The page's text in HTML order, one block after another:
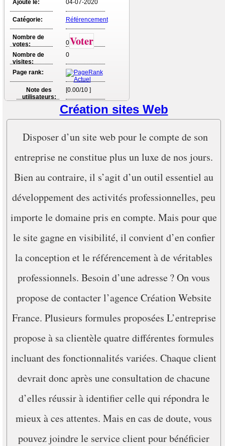
Ajouté le: 04-07-2020
Catégorie: Référencement
Nombre de
votes:
0Voter
Nombre de
visites:
0
Page rank:
Note des
utilisateurs:
[0.00/10 ]
Création sites Web
Disposer d’un site web pour le compte de son
entreprise ne constitue plus un luxe de nos jours.
Bien au contraire, il s’agit d’un outil essentiel au
développement des activités professionnelles, peu
importe le domaine pris en compte. Mais pour que
le site gagne en visibilité, il convient d’en confier
la conception et le référencement à de véritables
professionnels. Besoin d’une adresse ? On vous
propose de contacter l’agence Création Website
France. Plusieurs formules proposées L’entreprise
propose à sa clientèle quatre différentes formules
incluant des fonctionnalités variées. Chaque client
devrait donc après une consultation de chacune
d’elles réussir à identifier celle qui répondra le
mieux à ces attentes. Mais en cas de doute, vous
pouvez joindre le service client pour bénéficier